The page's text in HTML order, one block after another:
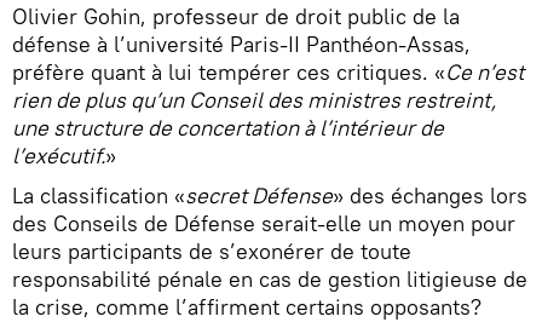
Olivier Gohin, professeur de droit public de la
défense à l’université Paris-II Panthéon-Assas,
préfère quant à lui tempérer ces critiques. «Ce n’est
rien de plus qu’un Conseil des ministres restreint,
une structure de concertation à l’intérieur de
l’exécutif.»
La classification «secret Défense» des échanges lors
des Conseils de Défense serait-elle un moyen pour
leurs participants de s’exonérer de toute
responsabilité pénale en cas de gestion litigieuse de
la crise, comme l’affirment certains opposants?